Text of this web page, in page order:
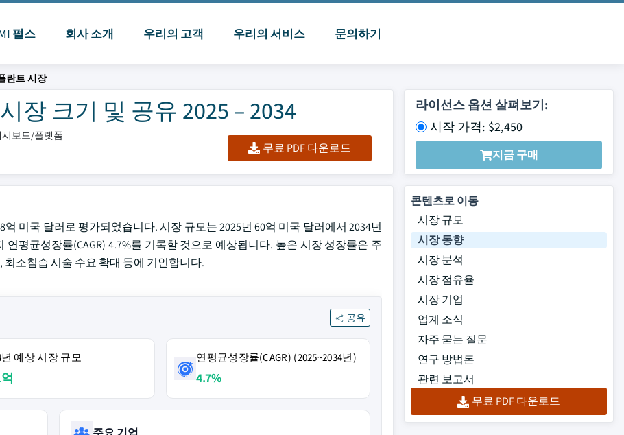
펄스 회사 소개 우리의 고객 우리의 서비스 문의하기
란트 시장
장 크기 및 공유 2025 – 2034
시보드/플랫폼
무료 PDF 다운로드
라이선스 옵션 살펴보기:
시작 가격: $2,450
지금 구매
미국 달러로 평가되었습니다. 시장 규모는 2025년 60억 미국 달러에서 2034년
평균성장률(CAGR) 4.7%를 기록할 것으로 예상됩니다. 높은 시장 성장률은 주
소침습 시술 수요 확대 등에 기인합니다.
공유
년 예상 시장 규모 연평균성장률(CAGR) (2025~2034년)
4.7%
콘텐츠로 이동
시장 규모
시장 동향
시장 분석
시장 점유율
시장 기업
업계 소식
자주 묻는 질문
연구 방법론
관련 보고서
무료 PDF 다운로드